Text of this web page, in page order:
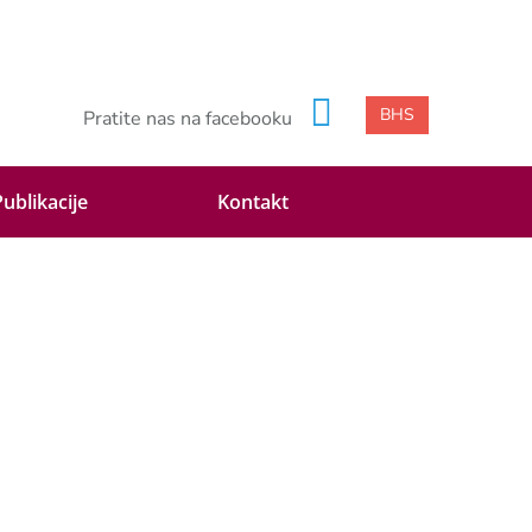
Pratite nas na facebooku BHS
Kontakt